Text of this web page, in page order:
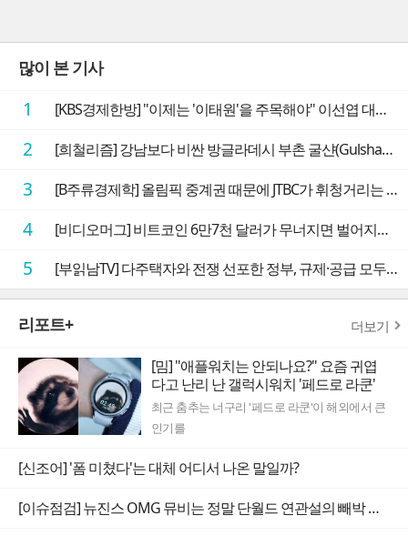
많이 본 기사
1 [KBS경제한방] "이제는 '이태원'을 주목해야" 이선엽 대표가 말하는 AI 시대 투자 성과를 가르는 지점들
2 [희철리즘] 강남보다 비싼 방글라데시 부촌 굴샨(Gulshan)의 극단적인 모습에 충격을 받다
3 [B주류경제학] 올림픽 중계권 때문에 JTBC가 휘청거리는 이유
4 [비디오머그] 비트코인 6만7천 달러가 무너지면 벌어지는 일
5 [부읽남TV] 다주택자와 전쟁 선포한 정부, 규제·공급 모두 실효성 의문
리포트+ 더보기
[밈] "애플워치는 안되나요?" 요즘 귀엽
다고 난리 난 갤럭시워치 '페드로 라쿤'
최근 춤추는 너구리 '페드로 라쿤'이 해외에서 큰
인기를
[신조어] '폼 미쳤다'는 대체 어디서 나온 말일까?
[이슈점검] 뉴진스 OMG 뮤비는 정말 단월드 연관설의 빼박 증거일까